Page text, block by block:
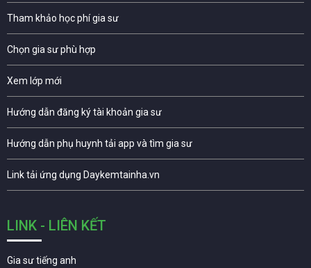
Tham khảo học phí gia sư
Chọn gia sư phù hợp
Xem lớp mới
Hướng dẫn đăng ký tài khoản gia sư
Hướng dẫn phụ huynh tải app và tìm gia sư
Link tải ứng dụng Daykemtainha.vn
LINK - LIÊN KẾT
Gia sư tiếng anh